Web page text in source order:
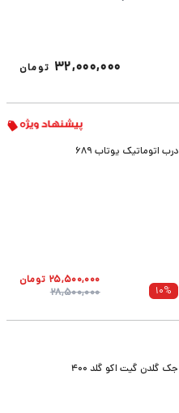
32,000,000 تومان
درب اتوماتیک یوتاب 689
10%
25,500,000 تومان
28,500,000
جک گلدن گیت اکو گلد 400